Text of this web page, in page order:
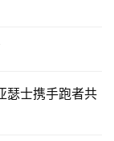
瑟士携手跑者共